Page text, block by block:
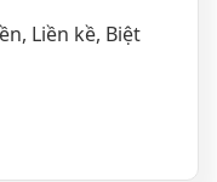
Liền kề, Biệt